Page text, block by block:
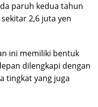
paruh kedua tahun
2,6 juta yen
ini memiliki bentuk
dilengkapi dengan
tingkat yang juga